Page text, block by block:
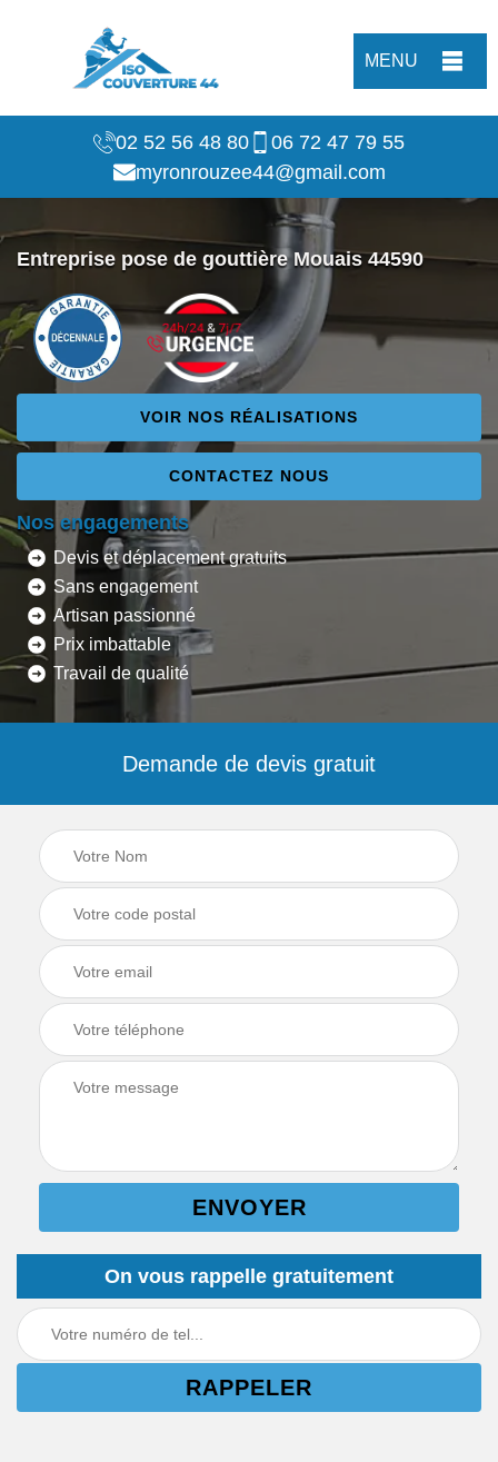
MENU
02 52 56 48 80
06 72 47 79 55
myronrouzee44@gmail.com
Entreprise pose de gouttière Mouais 44590
VOIR NOS RÉALISATIONS
CONTACTEZ NOUS
Nos engagements
Devis et déplacement gratuits
Sans engagement
Artisan passionné
Prix imbattable
Travail de qualité
Demande de devis gratuit
On vous rappelle gratuitement